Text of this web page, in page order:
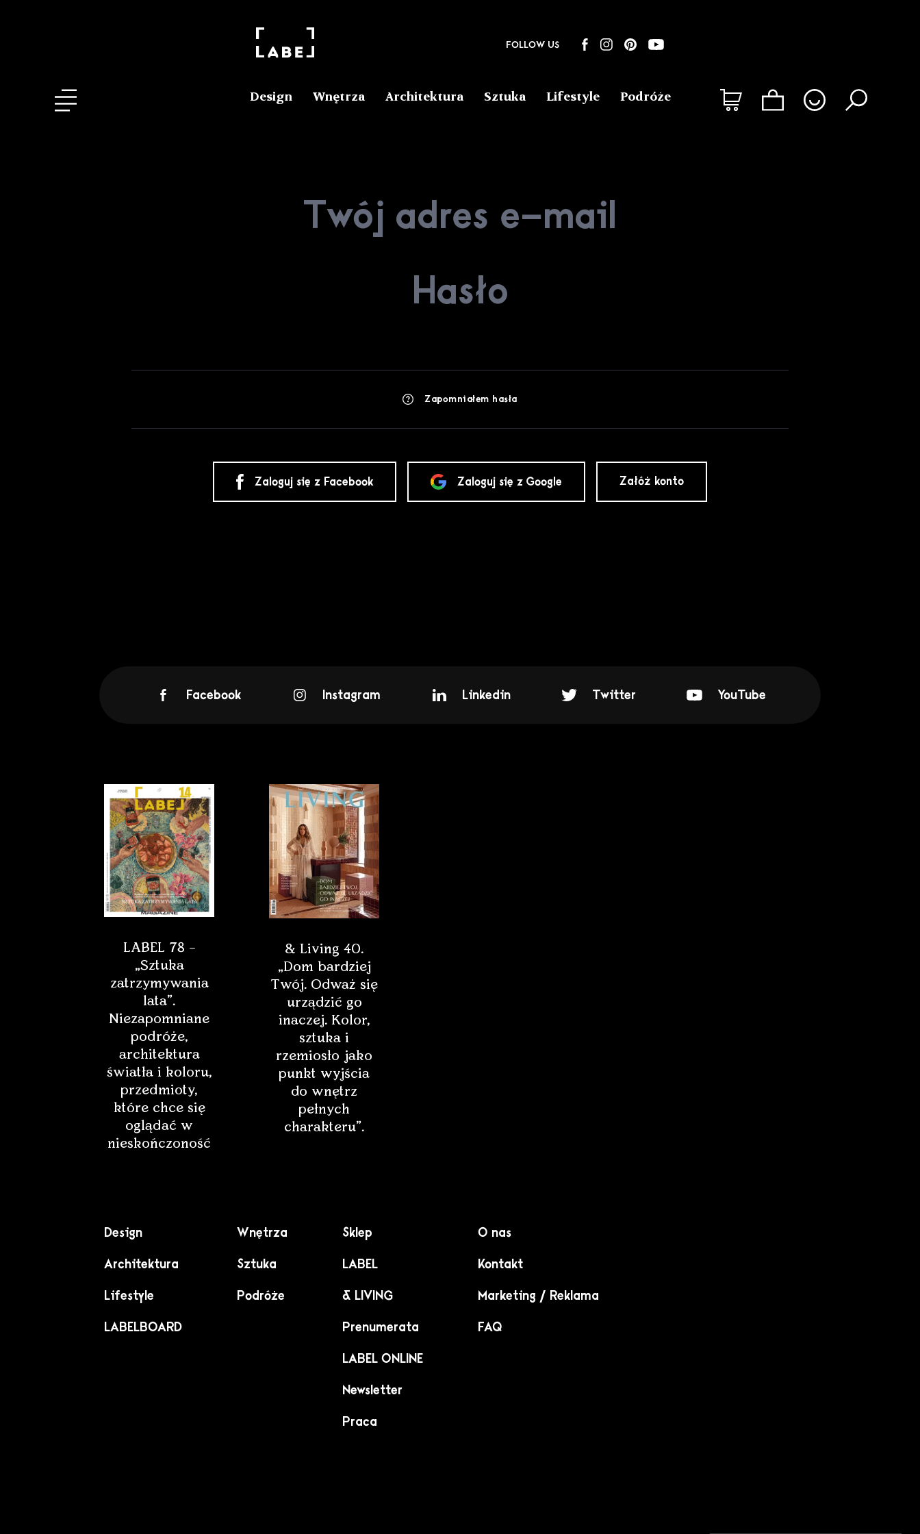
FOLLOW US
Design Wnętrza Architektura Sztuka Lifestyle Podróże
Zapomniałem hasła
Zaloguj się z Facebook Zaloguj się z Google Załóż konto
Facebook Instagram Linkedin Twitter YouTube
LABEL 78 –
„Sztuka
zatrzymywania
lata”.
Niezapomniane
podróże,
architektura
światła i koloru,
przedmioty,
które chce się
oglądać w
nieskończoność
& Living 40.
„Dom bardziej
Twój. Odważ się
urządzić go
inaczej. Kolor,
sztuka i
rzemiosło jako
punkt wyjścia
do wnętrz
pełnych
charakteru”.
Design Wnętrza
Architektura Sztuka
Lifestyle Podróże
LABELBOARD
Sklep
LABEL
& LIVING
Prenumerata
LABEL ONLINE
Newsletter
Praca
O nas
Kontakt
Marketing / Reklama
FAQ